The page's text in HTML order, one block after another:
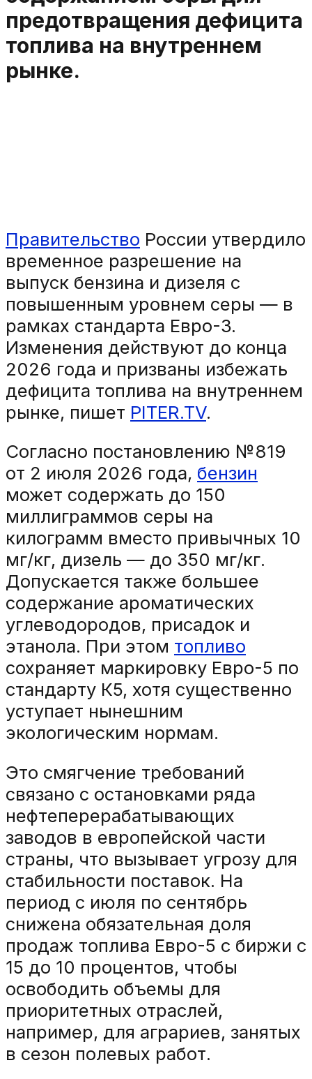
предотвращения дефицита
топлива на внутреннем
рынке.
Правительство России утвердило
временное разрешение на
выпуск бензина и дизеля с
повышенным уровнем серы — в
рамках стандарта Евро-3.
Изменения действуют до конца
2026 года и призваны избежать
дефицита топлива на внутреннем
рынке, пишет PITER.TV.
Согласно постановлению №819
от 2 июля 2026 года, бензин
может содержать до 150
миллиграммов серы на
килограмм вместо привычных 10
мг/кг, дизель — до 350 мг/кг.
Допускается также большее
содержание ароматических
углеводородов, присадок и
этанола. При этом топливо
сохраняет маркировку Евро-5 по
стандарту К5, хотя существенно
уступает нынешним
экологическим нормам.
Это смягчение требований
связано с остановками ряда
нефтеперерабатывающих
заводов в европейской части
страны, что вызывает угрозу для
стабильности поставок. На
период с июля по сентябрь
снижена обязательная доля
продаж топлива Евро-5 с биржи с
15 до 10 процентов, чтобы
освободить объемы для
приоритетных отраслей,
например, для аграриев, занятых
в сезон полевых работ.